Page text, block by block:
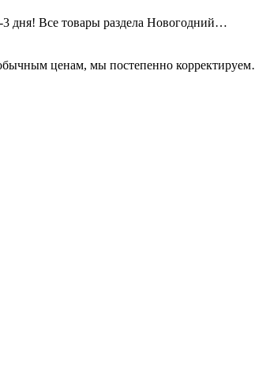
3 дня! Все товары раздела Новогодний…
ценам, мы постепенно